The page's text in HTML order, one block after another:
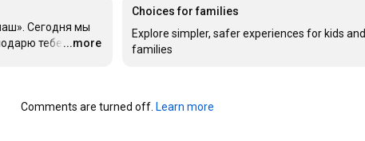
Сегодня мы
тебе.. …
...more
Choices for families
Explore simpler, safer experiences for kids and
families
Comments are turned off. Learn more